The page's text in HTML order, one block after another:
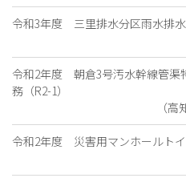
令和3年度 三里排水分区雨水排
令和2年度 朝倉3号汚水幹線管渠
務（R2-1）
（
令和2年度 災害用マンホールト